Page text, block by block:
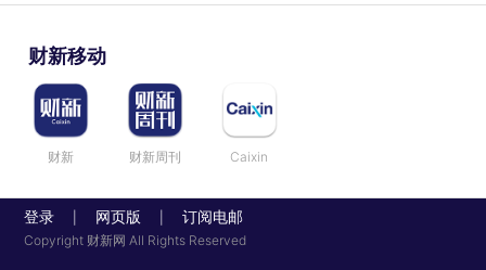
财新移动
财新 财新周刊 Caixin
登录 网页版 订阅电邮
Copyright 财新网 All Rights Reserved